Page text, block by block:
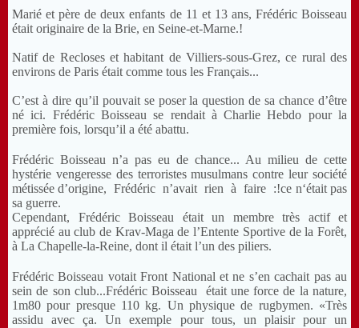
Marié et père de deux enfants de 11 et 13 ans, Frédéric Boisseau
était originaire de la Brie, en Seine-et-Marne.!
Natif de Recloses et habitant de Villiers-sous-Grez, ce rural des
environs de Paris était comme tous les Français...
C’est à dire qu’il pouvait se poser la question de sa chance d’être
né ici. Frédéric Boisseau se rendait à Charlie Hebdo pour la
première fois, lorsqu’il a été abattu.
Frédéric Boisseau n’a pas eu de chance... Au milieu de cette
hystérie vengeresse des terroristes musulmans contre leur société
métissée d’origine, Frédéric n’avait rien à faire :!ce n‘était pas
sa guerre.
Cependant, Frédéric Boisseau était un membre très actif et
apprécié au club de Krav-Maga de l’Entente Sportive de la Forêt,
à La Chapelle-la-Reine, dont il était l’un des piliers.
Frédéric Boisseau votait Front National et ne s’en cachait pas au
sein de son club...Frédéric Boisseau était une force de la nature,
1m80 pour presque 110 kg. Un physique de rugbymen. «Très
assidu avec ça. Un exemple pour tous, un plaisir pour un